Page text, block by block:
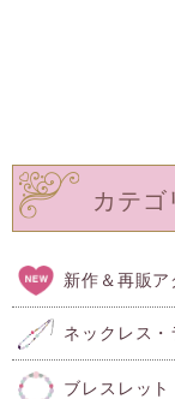
カテゴ
新作＆再販ア
ネックレス
ブレスレット